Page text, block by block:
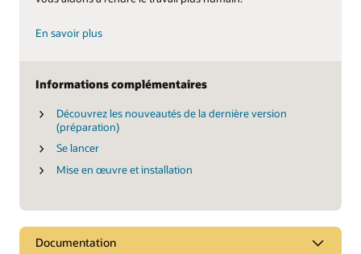
En savoir plus
Informations complémentaires
Découvrez les nouveautés de la dernière version
(préparation)
Se lancer
Mise en œuvre et installation
Documentation